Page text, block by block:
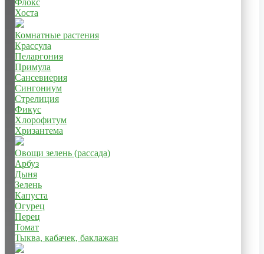
Флокс
Хоста
Комнатные растения
Крассула
Пеларгония
Примула
Сансевиерия
Сингониум
Стрелиция
Фикус
Хлорофитум
Хризантема
Овощи зелень (рассада)
Арбуз
Дыня
Зелень
Капуста
Огурец
Перец
Томат
Тыква, кабачек, баклажан